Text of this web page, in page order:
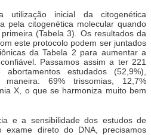
inicial da citogenética
pela citogenética molecular quando
(Tabela 3). Os resultados da
este protocolo podem ser juntados
da Tabela 2 para aumentar a
Passamos assim a ter 221
estudados (52,9%),
69% trissomias, 12,7%
X, o que se harmoniza muito bem
e a sensibilidade dos estudos de
exame direto do DNA, precisamos